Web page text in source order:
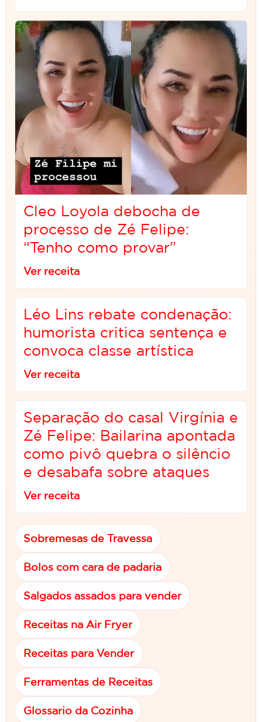
Cleo Loyola debocha de
processo de Zé Felipe:
“Tenho como provar”
Ver receita
Léo Lins rebate condenação:
humorista critica sentença e
convoca classe artística
Ver receita
Separação do casal Virgínia e
Zé Felipe: Bailarina apontada
como pivô quebra o silêncio
e desabafa sobre ataques
Ver receita
Sobremesas de Travessa
Bolos com cara de padaria
Salgados assados para vender
Receitas na Air Fryer
Receitas para Vender
Ferramentas de Receitas
Glossario da Cozinha